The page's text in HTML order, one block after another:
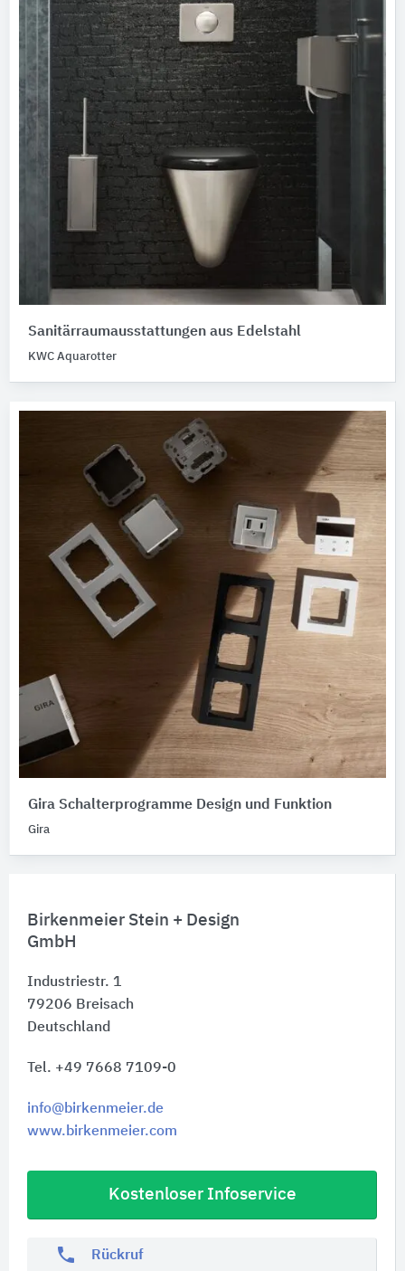
Birkenmeier Stein + Design
GmbH
Industriestr. 1
79206 Breisach
Deutschland
Tel. +49 7668 7109-0
info@birkenmeier.de
www.birkenmeier.com
Kostenloser Infoservice
phone Rückruf
Sanitärraumausstattungen aus Edelstahl
KWC Aquarotter
Gira Schalterprogramme Design und Funktion
Gira